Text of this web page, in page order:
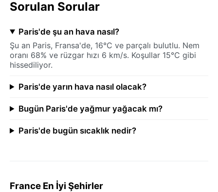
Sorulan Sorular
Paris'de şu an hava nasıl?
Şu an Paris, Fransa'de, 16°C ve parçalı bulutlu. Nem
oranı 68% ve rüzgar hızı 6 km/s. Koşullar 15°C gibi
hissediliyor.
Paris'de yarın hava nasıl olacak?
Bugün Paris'de yağmur yağacak mı?
Paris'de bugün sıcaklık nedir?
France En İyi Şehirler